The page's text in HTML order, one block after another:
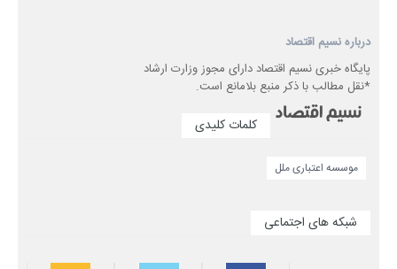
درباره نسیم اقتصاد
پایگاه خبری نسیم اقتصاد دارای مجوز وزارت ارشاد
*نقل مطالب با ذکر منبع بلامانع است.
کلمات کلیدی
موسسه اعتباری ملل
شبکه های اجتماعی